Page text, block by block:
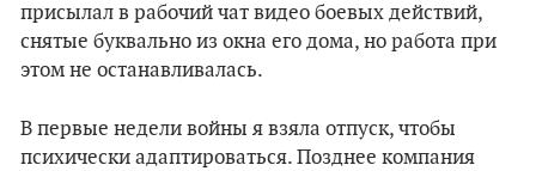
присылал в рабочий чат видео боевых действий,
снятые буквально из окна его дома, но работа при
этом не останавливалась.
В первые недели войны я взяла отпуск, чтобы
психически адаптироваться. Позднее компания